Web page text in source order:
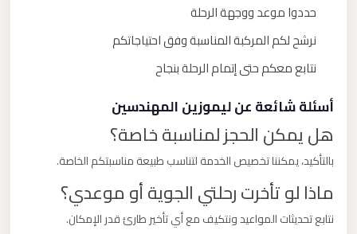
حددوا موعد ووجهة الرحلة
نرشح لكم المركبة المناسبة وفق احتياجاتكم
نتابع معكم حتى إتمام الرحلة بنجاح
أسئلة شائعة عن ليموزين المهندسين
هل يمكن الحجز لمناسبة خاصة؟
بالتأكيد، يمكننا تخصيص الخدمة لتناسب طبيعة مناسبتكم الخاصة.
ماذا لو تأخرت رحلتي الجوية أو موعدي؟
نتابع تحديثات المواعيد ونتكيف مع أي تأخير طارئ قدر الإمكان.